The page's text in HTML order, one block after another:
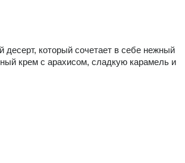
который сочетает в себе нежный
крем с арахисом, сладкую карамель и